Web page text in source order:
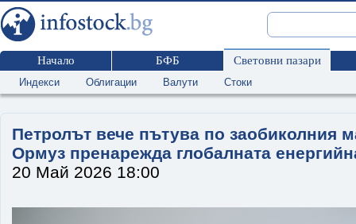
Начало БФБ Световни пазари
Индекси Облигации Валути Стоки
Петролът вече пътува по заобиколния
Ормуз пренарежда глобалната
20 Май 2026 18:00